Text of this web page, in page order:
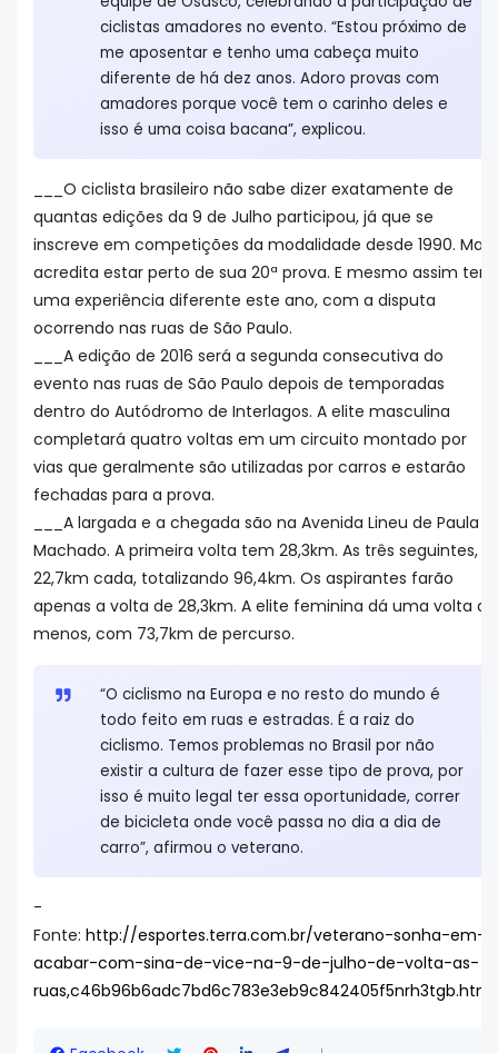
ciclistas amadores no evento. “Estou próximo de
me aposentar e tenho uma cabeça muito
diferente de há dez anos. Adoro provas com
amadores porque você tem o carinho deles e
isso é uma coisa bacana”, explicou.
___O ciclista brasileiro não sabe dizer exatamente de
quantas edições da 9 de Julho participou, já que se
inscreve em competições da modalidade desde 1990. Mas
acredita estar perto de sua 20ª prova. E mesmo assim terá
uma experiência diferente este ano, com a disputa
ocorrendo nas ruas de São Paulo.
___A edição de 2016 será a segunda consecutiva do
evento nas ruas de São Paulo depois de temporadas
dentro do Autódromo de Interlagos. A elite masculina
completará quatro voltas em um circuito montado por
vias que geralmente são utilizadas por carros e estarão
fechadas para a prova.
___A largada e a chegada são na Avenida Lineu de Paula
Machado. A primeira volta tem 28,3km. As três seguintes,
22,7km cada, totalizando 96,4km. Os aspirantes farão
apenas a volta de 28,3km. A elite feminina dá uma volta a
menos, com 73,7km de percurso.
“O ciclismo na Europa e no resto do mundo é
todo feito em ruas e estradas. É a raiz do
ciclismo. Temos problemas no Brasil por não
existir a cultura de fazer esse tipo de prova, por
isso é muito legal ter essa oportunidade, correr
de bicicleta onde você passa no dia a dia de
carro”, afirmou o veterano.
-
Fonte: http://esportes.terra.com.br/veterano-sonha-em-
acabar-com-sina-de-vice-na-9-de-julho-de-volta-as-
ruas,c46b96b6adc7bd6c783e3eb9c842405f5nrh3tgb.html